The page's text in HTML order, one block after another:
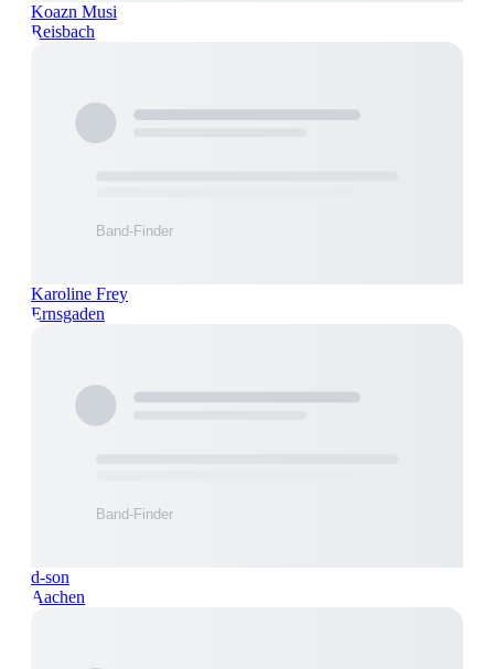
Koazn Musi
Reisbach
Karoline Frey
Ernsgaden
d-son
Aachen